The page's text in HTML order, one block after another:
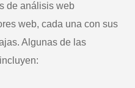
de análisis web
web, cada una con sus
Algunas de las